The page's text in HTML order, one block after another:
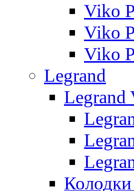
Viko
Viko
Viko
Legrand
Legrand